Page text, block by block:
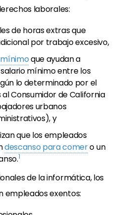
laborales:
de horas extras que
por trabajo excesivo,
que ayudan a
mínimo entre los
lo determinado por el
Consumidor de California
urbanos
y
que los empleados
descanso para comero un
1
de la informática, los
empleados exentos: